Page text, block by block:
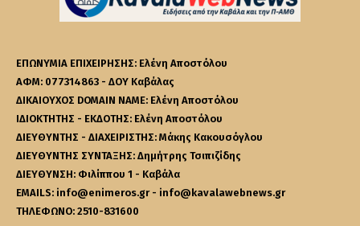
ΕΠΩΝΥΜΙΑ ΕΠΙΧΕΙΡΗΣΗΣ: Ελένη Αποστόλου
ΑΦΜ: 077314863 - ΔΟΥ Καβάλας
ΔΙΚΑΙΟΥΧΟΣ DOMAIN NAME: Ελένη Αποστόλου
ΙΔΙΟΚΤΗΤΗΣ - ΕΚΔΟΤΗΣ: Ελένη Αποστόλου
ΔΙΕΥΘΥΝΤΗΣ - ΔΙΑΧΕΙΡΙΣΤΗΣ: Μάκης Κακουσόγλου
ΔΙΕΥΘΥΝΤΗΣ ΣΥΝΤΑΞΗΣ: Δημήτρης Τσιπιζίδης
ΔΙΕΥΘΥΝΣΗ: Φιλίππου 1 - Καβάλα
EMAILS: info@enimeros.gr - info@kavalawebnews.gr
ΤΗΛΕΦΩΝΟ: 2510-831600